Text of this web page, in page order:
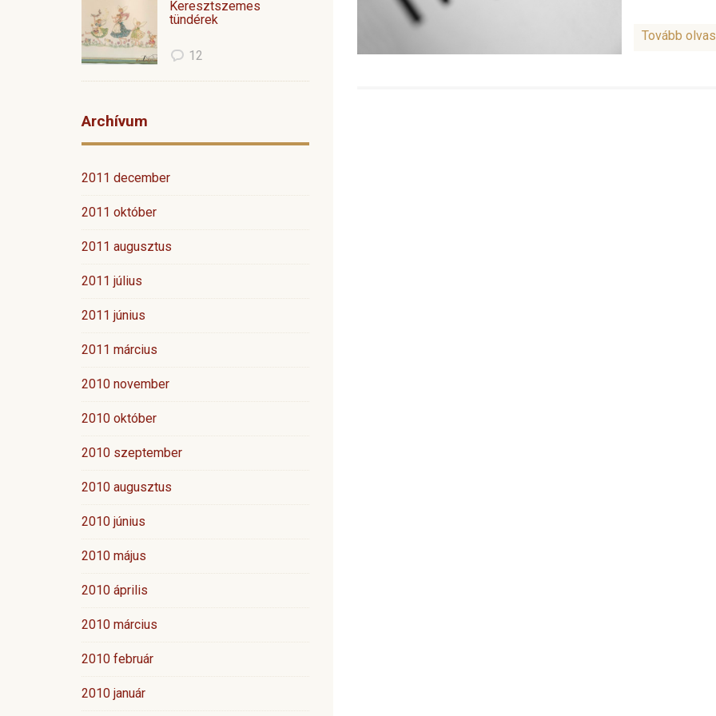
Keresztszemes
tündérek
12
Archívum
2011 december
2011 október
2011 augusztus
2011 július
2011 június
2011 március
2010 november
2010 október
2010 szeptember
2010 augusztus
2010 június
2010 május
2010 április
2010 március
2010 február
2010 január
Tovább